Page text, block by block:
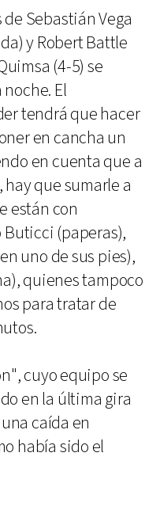
Sebastián Vega
y Robert Battle
(4-5) se
El
tendrá que hacer
en cancha un
en cuenta que a
que sumarle a
están con
(paperas),
uno de sus pies),
quienes tampoco
para tratar de
cuyo equipo se
en la última gira
caída en
había sido el